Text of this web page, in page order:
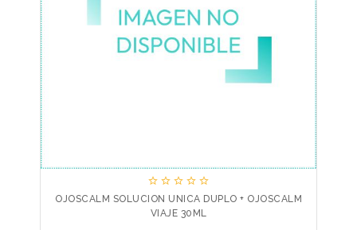
    
OJOSCALM SOLUCION UNICA DUPLO + OJOSCALM
VIAJE 30ML